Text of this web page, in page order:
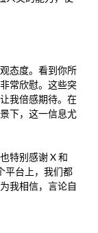
态度。看到你所
常欣慰。这些突
我倍感期待。在
下，这一信息尤
特别感谢 X 和
平台上，我们都
我相信，言论自